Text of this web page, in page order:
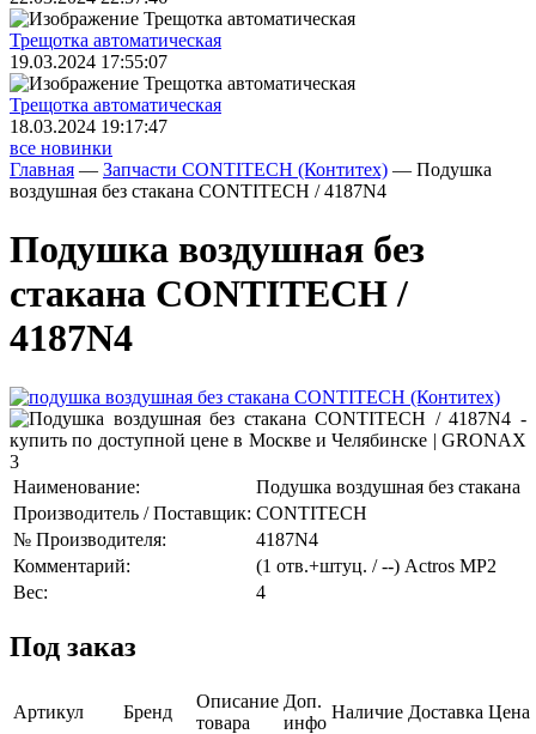
Трещoтка автоматическая
19.03.2024 17:55:07
Трещoтка автоматическая
18.03.2024 19:17:47
все новинки
Главная — Запчасти CONTITECH (Контитех) — Подушка
воздушная без стакана CONTITECH / 4187N4
Подушка воздушная без
стакана CONTITECH /
4187N4
Наименование:
Подушка воздушная без стакана
Производитель / Поставщик: CONTITECH
№ Производителя:
4187N4
Комментарий:
(1 отв.+штуц. / --) Actros MP2
Вес:
4
Под заказ
Артикул Бренд
Описание
товара
Доп.
инфо
Наличие Доставка Цена